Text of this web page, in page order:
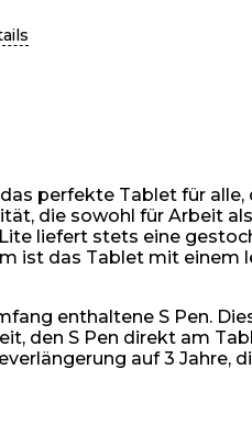
perfekte Tablet für
die sowohl für Arbeit
liefert stets eine
ist das Tablet mit
enthaltene S Pen.
den S Pen direkt am
auf 3 Jahre,